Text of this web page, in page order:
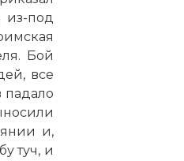
из-под
Бой
все
падало
и,
туч, и